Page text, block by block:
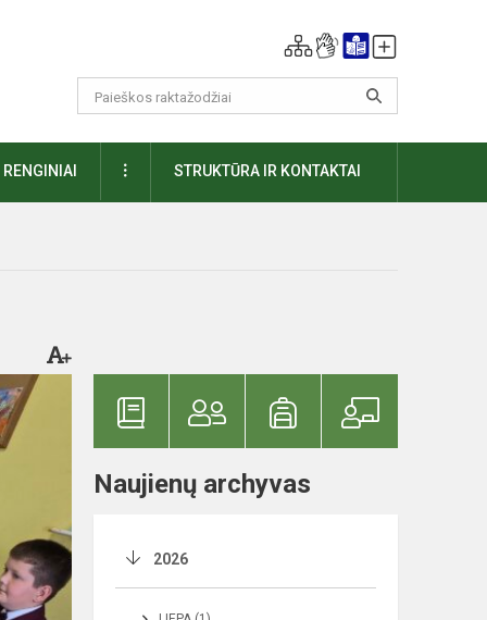
RENGINIAI DAUGIAUSTRUKTŪRA IR KONTAKTAI
Naujienų archyvas
2026